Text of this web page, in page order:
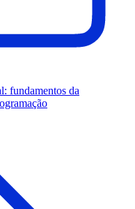
fundamentos da